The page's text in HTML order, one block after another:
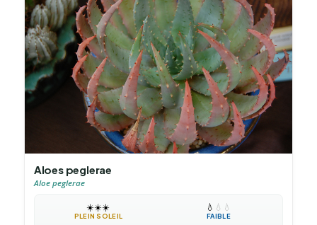
Aloes peglerae
Aloe peglerae
☀️☀️☀️
PLEIN SOLEIL
💧 💧 💧
FAIBLE